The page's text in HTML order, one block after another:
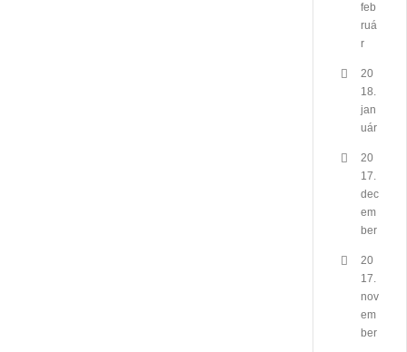
feb
ruá
r
20
18.
jan
uár
20
17.
dec
em
ber
20
17.
nov
em
ber